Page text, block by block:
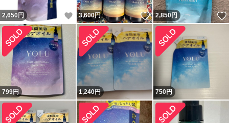
2,650円 いいね！
3,600円 いいね！
2,850円
799円 1,240円 750円